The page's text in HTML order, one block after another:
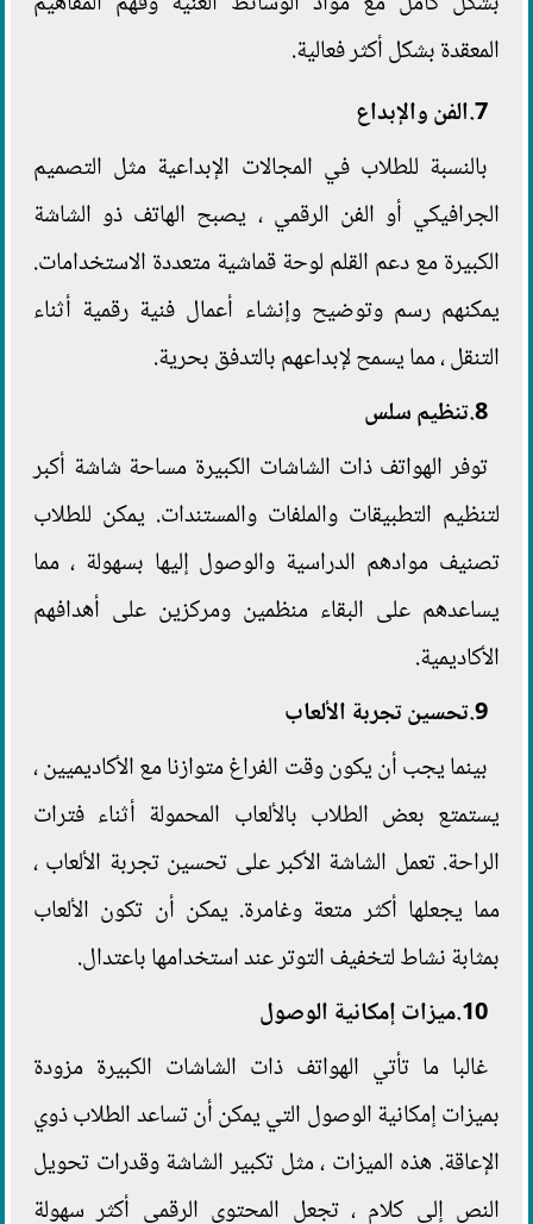
المعقدة بشكل أكثر فعالية.
7.الفن والإبداع
بالنسبة للطلاب في المجالات الإبداعية مثل التصميم
الجرافيكي أو الفن الرقمي ، يصبح الهاتف ذو الشاشة
الكبيرة مع دعم القلم لوحة قماشية متعددة الاستخدامات.
يمكنهم رسم وتوضيح وإنشاء أعمال فنية رقمية أثناء
التنقل ، مما يسمح لإبداعهم بالتدفق بحرية.
8.تنظيم سلس
توفر الهواتف ذات الشاشات الكبيرة مساحة شاشة أكبر
لتنظيم التطبيقات والملفات والمستندات. يمكن للطلاب
تصنيف موادهم الدراسية والوصول إليها بسهولة ، مما
يساعدهم على البقاء منظمين ومركزين على أهدافهم
الأكاديمية.
9.تحسين تجربة الألعاب
بينما يجب أن يكون وقت الفراغ متوازنا مع الأكاديميين ،
يستمتع بعض الطلاب بالألعاب المحمولة أثناء فترات
الراحة. تعمل الشاشة الأكبر على تحسين تجربة الألعاب ،
مما يجعلها أكثر متعة وغامرة. يمكن أن تكون الألعاب
بمثابة نشاط لتخفيف التوتر عند استخدامها باعتدال.
10.ميزات إمكانية الوصول
غالبا ما تأتي الهواتف ذات الشاشات الكبيرة مزودة
بميزات إمكانية الوصول التي يمكن أن تساعد الطلاب ذوي
الإعاقة. هذه الميزات ، مثل تكبير الشاشة وقدرات تحويل
النص إلى كلام ، تجعل المحتوى الرقمي أكثر سهولة